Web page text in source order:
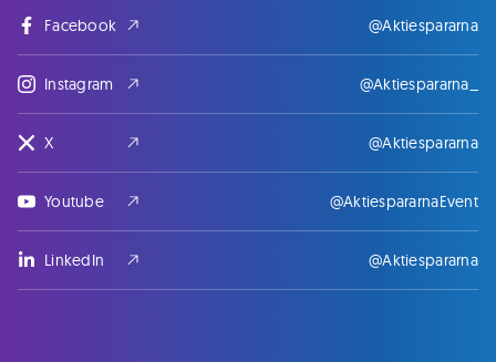
Facebook @Aktiespararna
Instagram @Aktiespararna_
X @Aktiespararna
Youtube @AktiespararnaEvent
LinkedIn @Aktiespararna